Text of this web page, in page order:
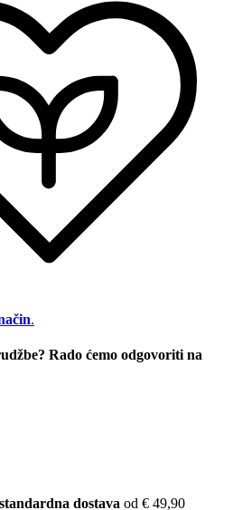
.
Rado ćemo odgovoriti na
dostava od € 49,90